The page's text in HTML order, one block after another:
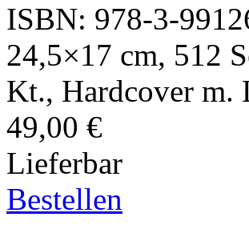
ISBN: 978-3-
24,5×17 cm, 512
Kt., Hardcover m.
49,00 €
Lieferbar
Bestellen